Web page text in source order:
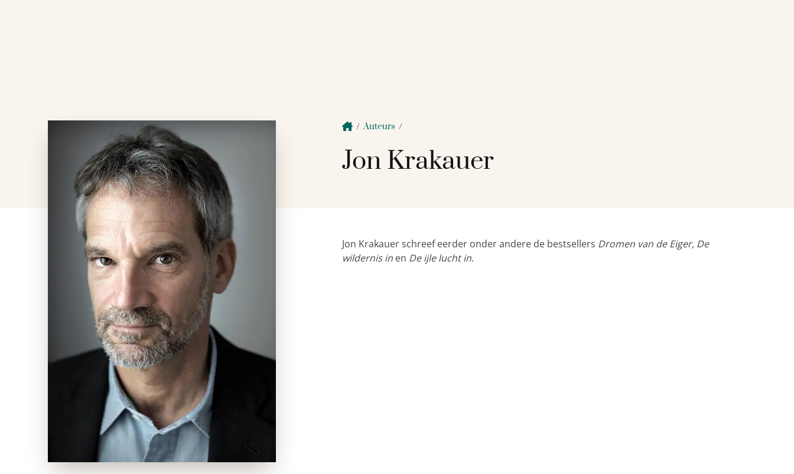
/Auteurs /
Jon Krakauer
Jon Krakauer schreef eerder onder andere de bestsellers Dromen van de Eiger, De
wildernis in en De ijle lucht in.